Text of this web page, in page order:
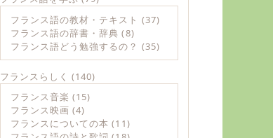
フランス語の教材・テキスト (37)
フランス語の辞書・辞典 (8)
フランス語どう勉強するの？ (35)
フランスらしく (140)
フランス音楽 (15)
フランス映画 (4)
フランスについての本 (11)